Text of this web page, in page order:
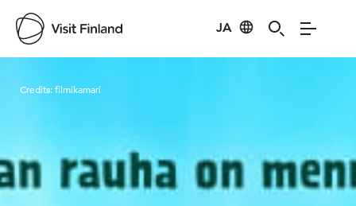
JA
Credits:filmikamari